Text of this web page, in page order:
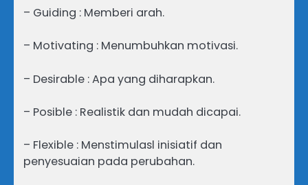
– Guiding : Memberi arah.
– Motivating : Menumbuhkan motivasi.
– Desirable : Apa yang diharapkan.
– Posible : Realistik dan mudah dicapai.
– Flexible : Menstimulasl inisiatif dan
penyesuaian pada perubahan.